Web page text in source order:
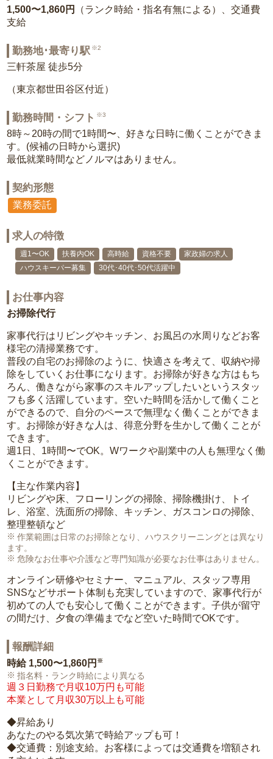
1,500〜1,860円
（ランク時給・指名有無による）、交通費
支給
勤務地･最寄り駅 ※2
三軒茶屋 徒歩5分
（東京都世田谷区付近）
勤務時間・シフト ※3
8時～20時の間で1時間〜、好きな日時に働くことができま
す。(候補の日時から選択)
最低就業時間などノルマはありません。
契約形態
業務委託
求人の特徴
週1〜OK 扶養内OK 高時給 資格不要
家政婦の求人
ハウスキーパー募集
30代･40代･50代活躍中
お仕事内容
お掃除代行
家事代行はリビングやキッチン、お風呂の水周りなどお客
様宅の清掃業務です。
普段の自宅のお掃除のように、快適さを考えて、収納や掃
除をしていくお仕事になります。お掃除が好きな方はもち
ろん、働きながら家事のスキルアップしたいというスタッ
フも多く活躍しています。空いた時間を活かして働くこと
ができるので、自分のペースで無理なく働くことができま
す。お掃除が好きな人は、得意分野を生かして働くことが
できます。
週1日、1時間〜でOK。Wワークや副業中の人も無理なく働
くことができます。
【主な作業内容】
リビングや床、フローリングの掃除、掃除機掛け、トイ
レ、浴室、洗面所の掃除、キッチン、ガスコンロの掃除、
整理整頓など
作業範囲は日常のお掃除となり、ハウスクリーニングとは異なり
ます。
危険なお仕事や介護など専門知識が必要なお仕事はありません。
オンライン研修やセミナー、マニュアル、スタッフ専用
SNSなどサポート体制も充実していますので、家事代行が
初めての人でも安心して働くことができます。子供が留守
の間だけ、夕食の準備までなど空いた時間でOKです。
報酬詳細
時給 1,500〜1,860円 ※
指名料・ランク時給により異なる
週３日勤務で月収10万円も可能
本業として月収30万以上も可能
◆昇給あり
あなたのやる気次第で時給アップも可！
◆交通費：別途支給。お客様によっては交通費を増額され